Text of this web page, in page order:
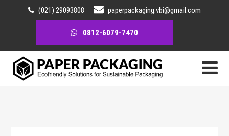
(021) 29093808 paperpackaging.vbi@gmail.com
0812-6079-7470